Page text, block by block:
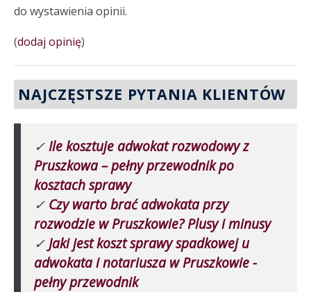
do wystawienia opinii.
(dodaj opinię)
NAJCZĘSTSZE PYTANIA KLIENTÓW
✓Ile kosztuje adwokat rozwodowy z
Pruszkowa – pełny przewodnik po
kosztach sprawy
✓ Czy warto brać adwokata przy
rozwodzie w Pruszkowie? Plusy i minusy
✓ Jaki jest koszt sprawy spadkowej u
adwokata i notariusza w Pruszkowie -
pełny przewodnik